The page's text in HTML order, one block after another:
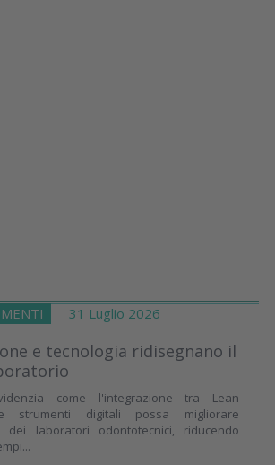
31 Luglio 2026
e tecnologia ridisegnano il
come l'integrazione tra Lean
strumenti digitali possa migliorare
dei laboratori odontotecnici, riducendo